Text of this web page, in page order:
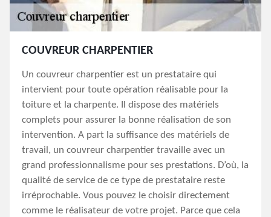
COUVREUR CHARPENTIER
Un couvreur charpentier est un prestataire qui
intervient pour toute opération réalisable pour la
toiture et la charpente. Il dispose des matériels
complets pour assurer la bonne réalisation de son
intervention. A part la suffisance des matériels de
travail, un couvreur charpentier travaille avec un
grand professionnalisme pour ses prestations. D’où, la
qualité de service de ce type de prestataire reste
irréprochable. Vous pouvez le choisir directement
comme le réalisateur de votre projet. Parce que cela